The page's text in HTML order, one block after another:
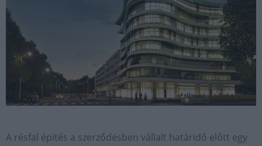
A résfal építés a szerződésben vállalt határidő előtt egy